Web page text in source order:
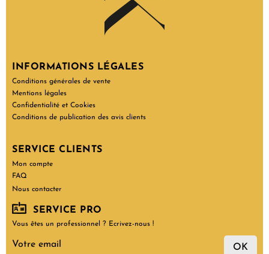
INFORMATIONS LÉGALES
Conditions générales de vente
Mentions légales
Confidentialité et Cookies
Conditions de publication des avis clients
SERVICE CLIENTS
Mon compte
FAQ
Nous contacter
SERVICE PRO
Vous êtes un professionnel ? Ecrivez-nous !
OK